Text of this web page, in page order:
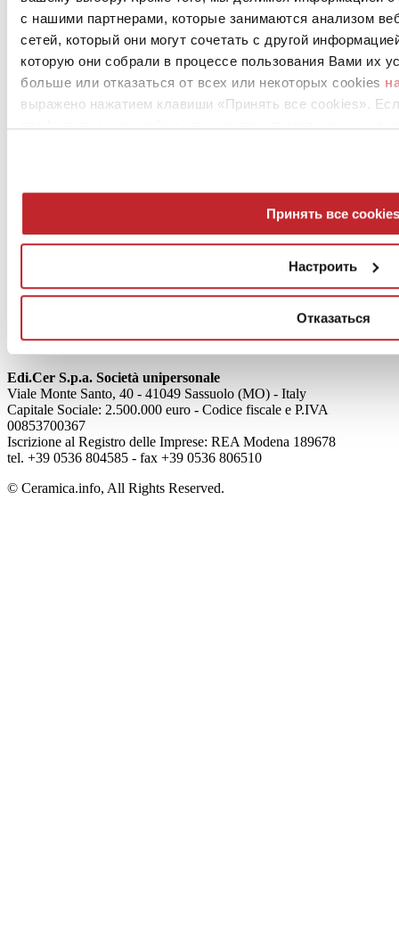
с нашими партнерами, которые занимаются анализом
сетей, который они могут сочетать с другой
которую они собрали в процессе пользования Вами их
больше или отказаться от всех или некоторых cookies
выражено нажатием клавиши «Принять все cookies».
профилирующих cookies, вы можете отказаться, нажав
Принять все cookies
Настроить
Отказаться
Архитекторы
Дилеры
Установщики
Mog 231/01
Edi.Cer S.p.a. Società unipersonale
Viale Monte Santo, 40 - 41049 Sassuolo (MO) - Italy
Capitale Sociale: 2.500.000 euro - Codice fiscale e P.IVA
00853700367
Iscrizione al Registro delle Imprese: REA Modena 189678
tel. +39 0536 804585 - fax +39 0536 806510
© Ceramica.info, All Rights Reserved.